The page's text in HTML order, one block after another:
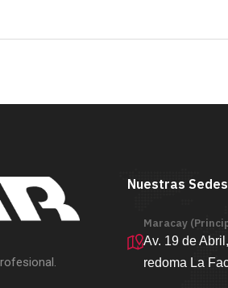
Nuestras Sedes
Maracay
Av. 19 de
redoma La